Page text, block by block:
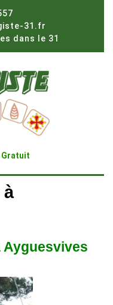
31.fr
dans le 31
Gratuit
à
Ayguesvives